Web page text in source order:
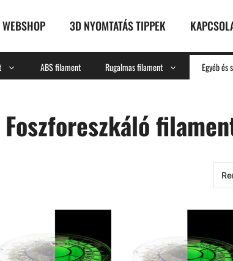
3D NYOMTATÁS TIPPEK
ABS filament Rugalmas filament Egyéb és
Foszforeszkáló